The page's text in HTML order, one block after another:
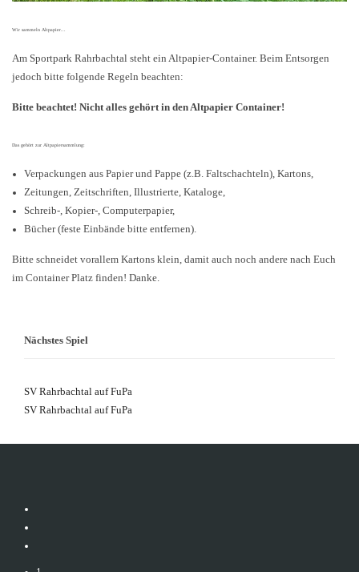
Wir sammeln Altpapier...
Am Sportpark Rahrbachtal steht ein Altpapier-Container. Beim Entsorgen
jedoch bitte folgende Regeln beachten:
Bitte beachtet! Nicht alles gehört in den Altpapier Container!
Das gehört zur Altpapiersammlung:
Verpackungen aus Papier und Pappe (z.B. Faltschachteln), Kartons,
Zeitungen, Zeitschriften, Illustrierte, Kataloge,
Schreib-, Kopier-, Computerpapier,
Bücher (feste Einbände bitte entfernen).
Bitte schneidet vorallem Kartons klein, damit auch noch andere nach Euch
im Container Platz finden! Danke.
Nächstes Spiel
SV Rahrbachtal auf FuPa
SV Rahrbachtal auf FuPa